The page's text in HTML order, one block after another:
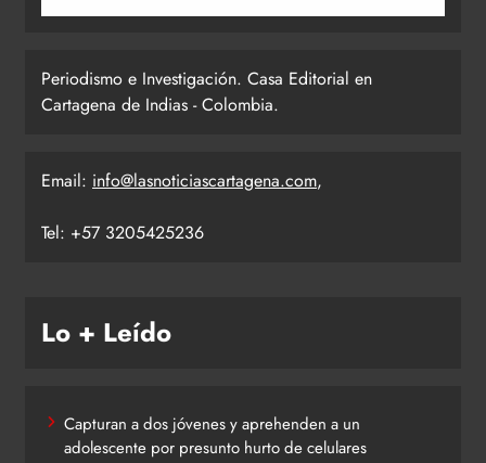
Periodismo e Investigación. Casa Editorial en
Cartagena de Indias - Colombia.
Email: info@lasnoticiascartagena.com,
Tel: +57 3205425236
Lo + Leído
Capturan a dos jóvenes y aprehenden a un
adolescente por presunto hurto de celulares